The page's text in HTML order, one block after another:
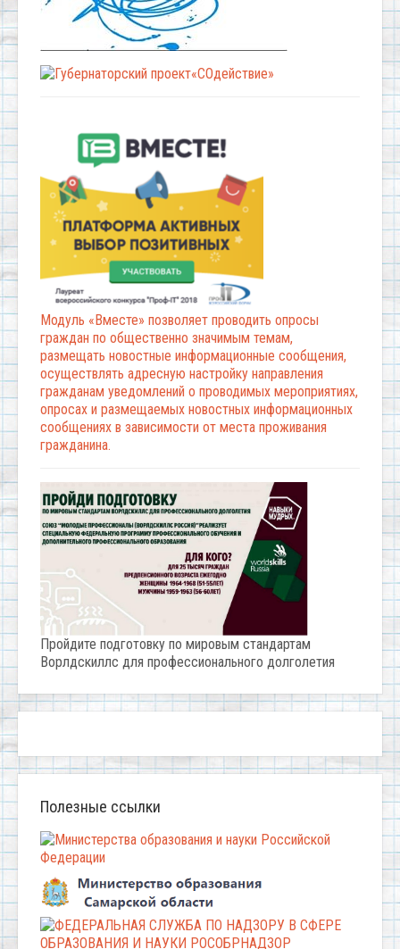
Модуль «Вместе» позволяет проводить опросы
граждан по общественно значимым темам,
размещать новостные информационные сообщения,
осуществлять адресную настройку направления
гражданам уведомлений о проводимых мероприятиях,
опросах и размещаемых новостных информационных
сообщениях в зависимости от места проживания
гражданина.
Пройдите подготовку по мировым стандартам
Ворлдскиллс для профессионального долголетия
Полезные ссылки